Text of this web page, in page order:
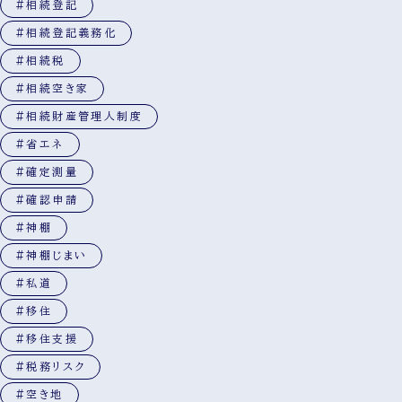
#相続登記
#相続登記義務化
#相続税
#相続空き家
#相続財産管理人制度
#省エネ
#確定測量
#確認申請
#神棚
#神棚じまい
#私道
#移住
#移住支援
#税務リスク
#空き地